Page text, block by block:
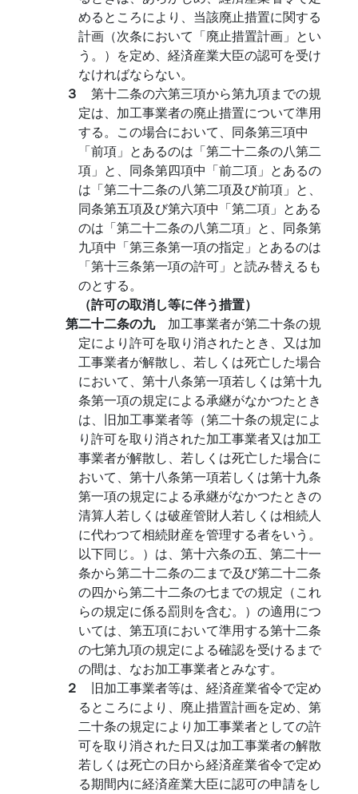
めるところにより、当該廃止措置に関する
計画（次条において「廃止措置計画」とい
う。）を定め、経済産業大臣の認可を受け
なければならない。
３ 第十二条の六第三項から第九項までの規
定は、加工事業者の廃止措置について準用
する。この場合において、同条第三項中
「前項」とあるのは「第二十二条の八第二
項」と、同条第四項中「前二項」とあるの
は「第二十二条の八第二項及び前項」と、
同条第五項及び第六項中「第二項」とある
のは「第二十二条の八第二項」と、同条第
九項中「第三条第一項の指定」とあるのは
「第十三条第一項の許可」と読み替えるも
のとする。
（許可の取消し等に伴う措置）
第二十二条の九 加工事業者が第二十条の規
定により許可を取り消されたとき、又は加
工事業者が解散し、若しくは死亡した場合
において、第十八条第一項若しくは第十九
条第一項の規定による承継がなかつたとき
は、旧加工事業者等（第二十条の規定によ
り許可を取り消された加工事業者又は加工
事業者が解散し、若しくは死亡した場合に
おいて、第十八条第一項若しくは第十九条
第一項の規定による承継がなかつたときの
清算人若しくは破産管財人若しくは相続人
に代わつて相続財産を管理する者をいう。
以下同じ。）は、第十六条の五、第二十一
条から第二十二条の二まで及び第二十二条
の四から第二十二条の七までの規定（これ
らの規定に係る罰則を含む。）の適用につ
いては、第五項において準用する第十二条
の七第九項の規定による確認を受けるまで
の間は、なお加工事業者とみなす。
２ 旧加工事業者等は、経済産業省令で定め
るところにより、廃止措置計画を定め、第
二十条の規定により加工事業者としての許
可を取り消された日又は加工事業者の解散
若しくは死亡の日から経済産業省令で定め
る期間内に経済産業大臣に認可の申請をし